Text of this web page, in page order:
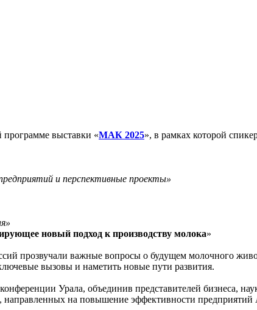
выставки «МАК 2025», в рамках которой
и перспективные проекты»
новый подход к производству молока»
прозвучали важные вопросы о будущем молочного
вызовы и наметить новые пути развития.
Урала, объединив представителей бизнеса,
направленных на повышение эффективности